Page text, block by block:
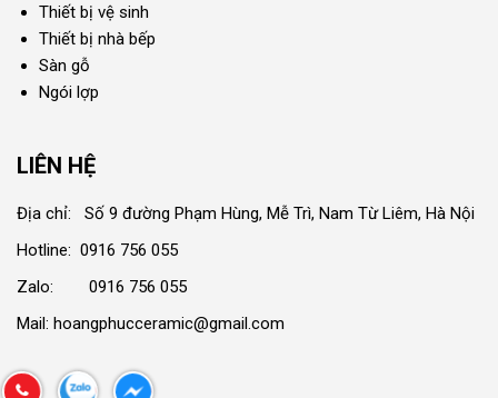
Thiết bị vệ sinh
Thiết bị nhà bếp
Sàn gỗ
Ngói lợp
LIÊN HỆ
Địa chỉ: Số 9 đường Phạm Hùng, Mễ Trì, Nam Từ Liêm, Hà Nội
Hotline: 0916 756 055
Zalo: 0916 756 055
Mail: hoangphucceramic@gmail.com